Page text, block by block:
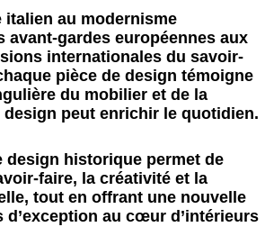
italien au modernisme
avant-gardes européennes aux
internationales du savoir-
pièce de design témoigne
du mobilier et de la
design peut enrichir le quotidien.
design historique permet de
faire, la créativité et la
tout en offrant une nouvelle
d’exception au cœur d’intérieurs